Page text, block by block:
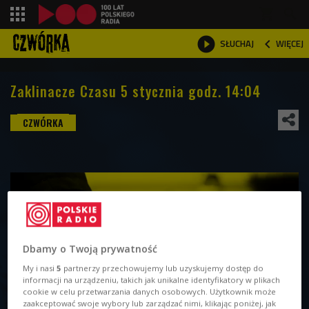
 SŁUCHAJ  WIĘCEJ

Zaklinacze Czasu 5 stycznia godz. 14:04
Dbamy o Twoją prywatność
My i nasi5 partnerzy przechowujemy lub uzyskujemy dostęp do
informacji na urządzeniu, takich jak unikalne identyfikatory w plikach
cookie w celu przetwarzania danych osobowych. Użytkownik może
zaakceptować swoje wybory lub zarządzać nimi, klikając poniżej, jak